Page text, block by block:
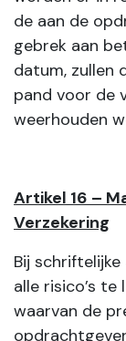
de aan de
gebrek aan
datum, zullen
pand voor de
weerhouden
Artikel 16 –
Verzekering
Bij
alle risico’s
waarvan de